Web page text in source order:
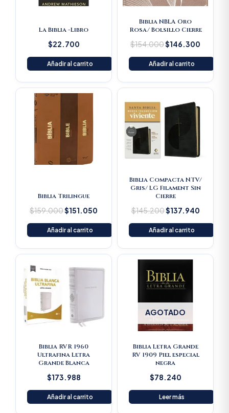
La Biblia -Libro
$22.700
Añadir al carrito
Biblia NBLA Oro
Rosa/ Bolsillo Cierre
$154.000$146.300
Añadir al carrito
Biblia Trilingue
$159.000
Original
$159.000.
$151.050
Current
$151.050.
Añadir al carrito
Biblia Compacta NTV/
Gris/ LG Filament Sin
Cierre
$145.200
was:
$145.200.
$137.940
Current
is:
Añadir al carrito
Biblia RVR 1960
Ultrafina Letra
Grande Blanca
$173.988
Añadir al carrito
AGOTADO
Biblia Letra Grande
RV 1909 Piel especial
negra
$78.240
Leer más